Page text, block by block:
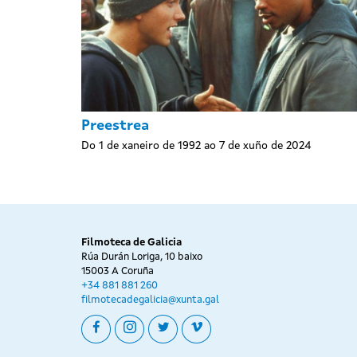
Preestrea
Do 1 de xaneiro de 1992 ao 7 de xuño de 2024
Filmoteca de Galicia
Rúa Durán Loriga, 10 baixo
15003 A Coruña
+34 881 881 260
filmotecadegalicia@xunta.gal
facebookinstagram
twittervimeo